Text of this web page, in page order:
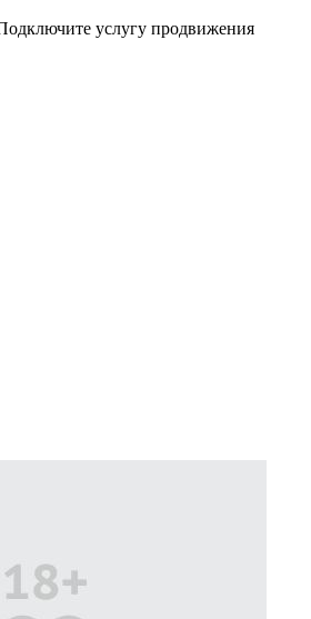
услугу продвижения